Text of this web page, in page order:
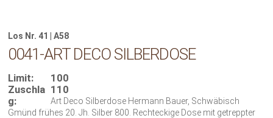
Los Nr. 41 | A58
0041-ART DECO SILBERDOSE
Limit:
100
Zuschla
g:
110
Art Deco Silberdose Hermann Bauer, Schwäbisch
Gmünd frühes 20. Jh. Silber 800. Rechteckige Dose mit getreppter